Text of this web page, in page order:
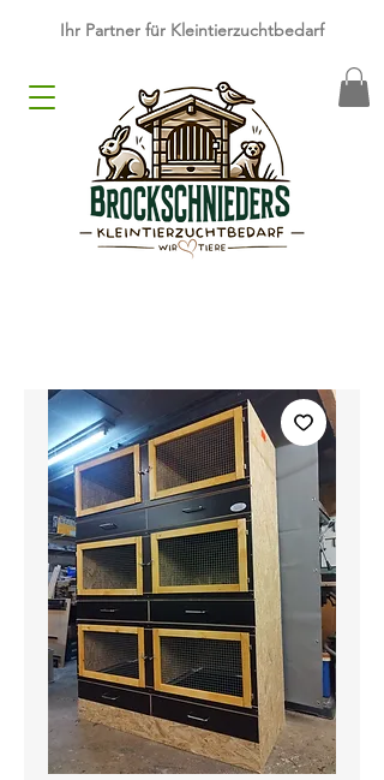
​Ihr Partner für Kleintierzuchtbedarf